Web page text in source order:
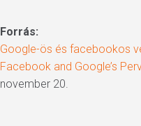
Forrás:
Google-ös és facebookos
Facebook and Google’s
november 20.